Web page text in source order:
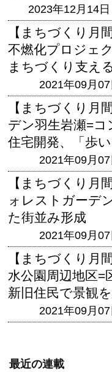
2023年12月14日
【まちづくり月
不燃化プロジェ
まちづくり支え
2021年09月07
【まちづくり月
デン羽生岩瀬=
住宅開発、「歩
2021年09月07
【まちづくり月
ォレストガーデ
た街並み形成
2021年09月07
【まちづくり月
水公園周辺地区=
新旧住民で景観
2021年09月07
最近の連載